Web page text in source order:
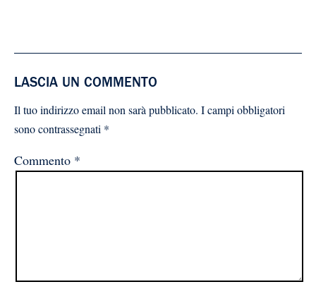
LASCIA UN COMMENTO
Il tuo indirizzo email non sarà pubblicato. I campi obbligatori
sono contrassegnati *
Commento *